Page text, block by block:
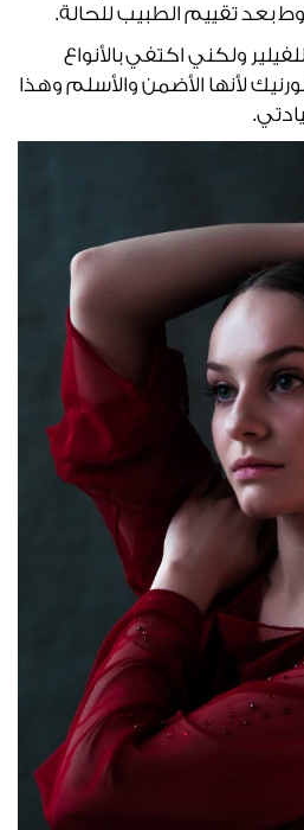
بعد تقييم الطبيب للحالة.
ولكني اكتفي بالأنواع
لأنها الأضمن والأسلم وهذا